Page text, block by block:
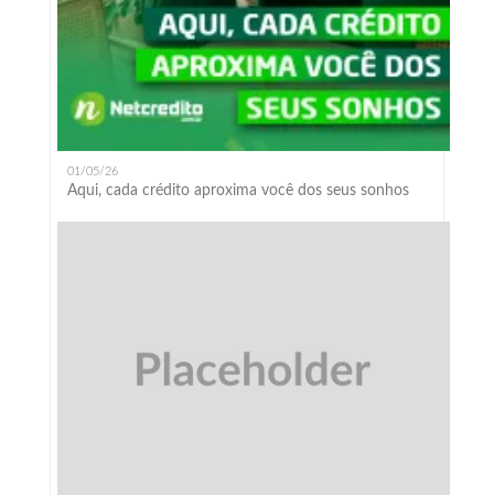
01/05/26
Aqui, cada crédito aproxima você dos seus sonhos